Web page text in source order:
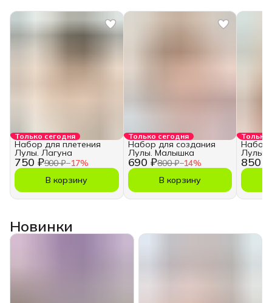
Только сегодня
750 ₽900 ₽−17%
Набор для плетения
Лулы. Лагуна
В корзину
Только сегодня
690 ₽800 ₽−14%
Набор для создания
Лулы. Малышка
В корзину
Только
850 ₽
Набор
Лулы.
Новинки